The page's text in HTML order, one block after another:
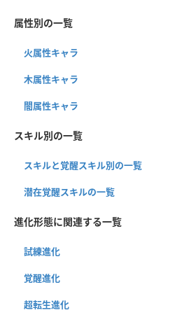
属性別の一覧
火属性キャラ
木属性キャラ
闇属性キャラ
スキル別の一覧
スキルと覚醒スキル別の一覧
潜在覚醒スキルの一覧
進化形態に関連する一覧
試練進化
覚醒進化
超転生進化